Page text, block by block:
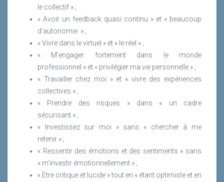
le collectif » ;
« Avoir un feedback quasi continu » et « beaucoup
d’autonomie » ;
« Vivre dans le virtuel » et « le réel » ;
« M’engager fortement dans le monde
professionnel » et « privilégier ma vie personnelle » ;
« Travailler chez moi » et « vivre des expériences
collectives » ;
« Prendre des risques » dans « un cadre
sécurisant » ;
« Investissez sur moi » sans « chercher à me
retenir » ;
« Ressentir des émotions et des sentiments » sans
« m’investir émotionnellement » ;
« Etre critique et lucide » tout en « étant optimiste et en